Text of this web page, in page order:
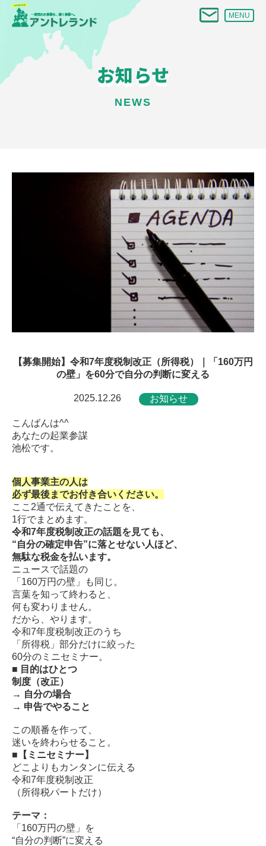
MENU
お知らせ
NEWS
【募集開始】令和7年度税制改正（所得税）｜「160万円
の壁」を60分で自分の判断に変える
2025.12.26 お知らせ
こんばんは^^
あなたの起業参謀
池松です。
個人事業主の人は
必ず最後までお付き合いください。
ここ2通で伝えてきたことを、
1行でまとめます。
令和7年度税制改正の話題を見ても、
“自分の確定申告”に落とせない人ほど、
無駄な税金を払います。
ニュースで話題の
「160万円の壁」も同じ。
言葉を知って終わると、
何も変わりません。
だから、やります。
令和7年度税制改正のうち
「所得税」部分だけに絞った
60分のミニセミナー。
■ 目的はひとつ
制度（改正）
→ 自分の場合
→ 申告でやること
この順番を作って、
迷いを終わらせること。
■【ミニセミナー】
どこよりもカンタンに伝える
令和7年度税制改正
（所得税パートだけ）
テーマ：
「160万円の壁」を
“自分の判断”に変える